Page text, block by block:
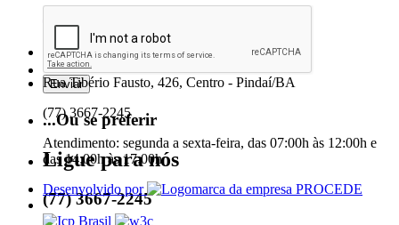
...Ou se preferir
Ligue para nós
(77) 3667-2245
Prefeitura Municipal de Pindaí - Bahia
Rua Tibério Fausto, 426, Centro - Pindaí/BA
(77) 3667-2245
Atendimento: segunda a sexta-feira, das 07:00h às 12:00h e
das 14:00h às 17:00h
Desenvolvido por